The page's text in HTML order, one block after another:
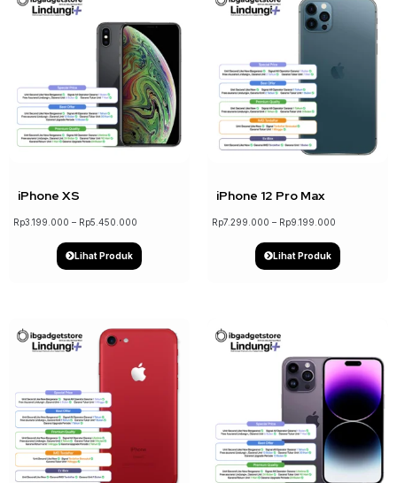
iPhone XS
Rp3.199.000 – Rp5.450.000
Lihat Produk
iPhone 12 Pro Max
Rp7.299.000 – Rp9.199.000
Lihat Produk
↓ 15%